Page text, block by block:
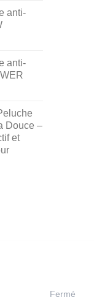
anti-
anti-
Douce –
et
Fermé